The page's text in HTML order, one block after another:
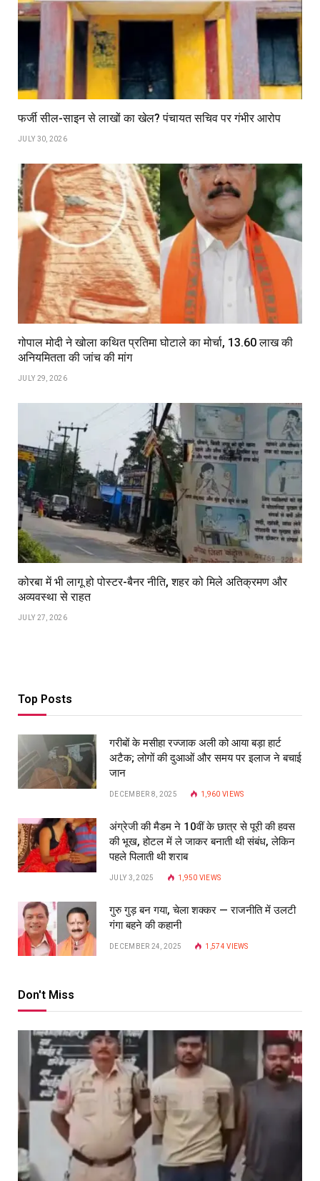
फर्जी सील-साइन से लाखों का खेल? पंचायत सचिव पर गंभीर आरोप
JULY 30, 2026
गोपाल मोदी ने खोला कथित प्रतिमा घोटाले का मोर्चा, ₹13.60 लाख की
अनियमितता की जांच की मांग
JULY 29, 2026
कोरबा में भी लागू हो पोस्टर-बैनर नीति, शहर को मिले अतिक्रमण और
अव्यवस्था से राहत
JULY 27, 2026
Top Posts
गरीबों के मसीहा रज्‍जाक अली को आया बड़ा हार्ट
अटैक; लोगों की दुआओं और समय पर इलाज ने बचाई
जान
DECEMBER 8, 2025 1,960 VIEWS
अंग्रेजी की मैडम ने 10वीं के छात्र से पूरी की हवस
की भूख, होटल में ले जाकर बनाती थी संबंध, लेकिन
पहले पिलाती थी शराब
JULY 3, 2025 1,950 VIEWS
गुरु गुड़ बन गया, चेला शक्कर — राजनीति में उलटी
गंगा बहने की कहानी
DECEMBER 24, 2025 1,574VIEWS
Don't Miss